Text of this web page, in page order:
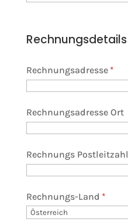
Rechnungsdetails
Rechnungsadresse *
Rechnungsadresse Ort
Rechnungs Postleitzahl
Rechnungs-Land *